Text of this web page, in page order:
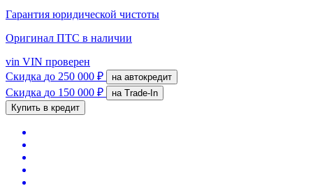
Гарантия юридической чистоты
Оригинал ПТС в наличии
vin VIN проверен
Скидка до 250 000 ₽ на автокредит
Скидка до 150 000 ₽
на Trade-In
Купить в кредит